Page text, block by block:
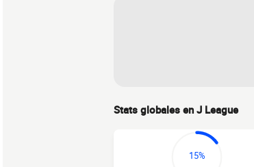
Stats globales en J League
15%